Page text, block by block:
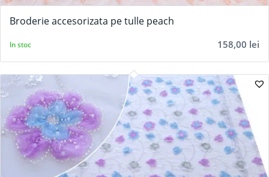
Broderie accesorizata pe tulle peach
158,00 lei
In stoc